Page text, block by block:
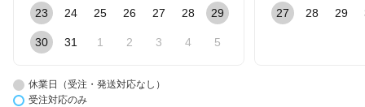
23 24 25 26 27 28 29
30 31 1 2 3 4 5
27 28 29
休業日（受注・発送対応なし）
受注対応のみ